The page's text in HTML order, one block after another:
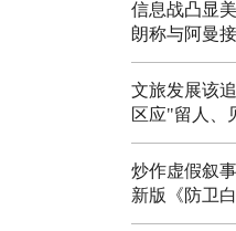
信息战凸显
朗称与阿曼
文旅发展该
区应"留人、
炒作虚假叙
新版《防卫